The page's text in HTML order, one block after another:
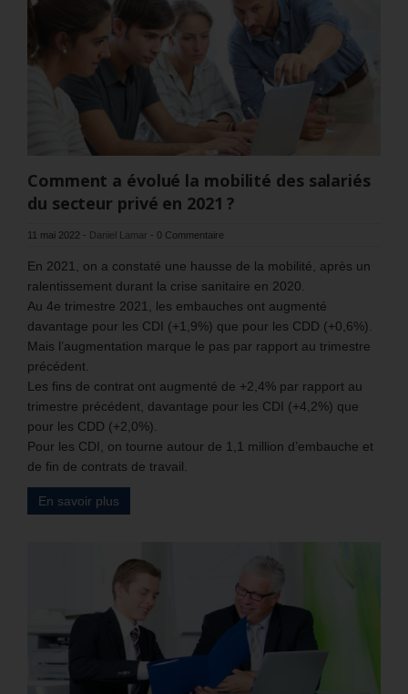
Comment a évolué la mobilité des salariés
du secteur privé en 2021 ?
11 mai 2022 - Daniel Lamar - 0 Commentaire
En 2021, on a constaté une hausse de la mobilité, après un
ralentissement durant la crise sanitaire en 2020.
Au 4e trimestre 2021, les embauches ont augmenté
davantage pour les CDI (+1,9%) que pour les CDD (+0,6%).
Mais l’augmentation marque le pas par rapport au trimestre
précédent.
Les fins de contrat ont augmenté de +2,4% par rapport au
trimestre précédent, davantage pour les CDI (+4,2%) que
pour les CDD (+2,0%).
Pour les CDI, on tourne autour de 1,1 million d’embauche et
de fin de contrats de travail.
En savoir plus